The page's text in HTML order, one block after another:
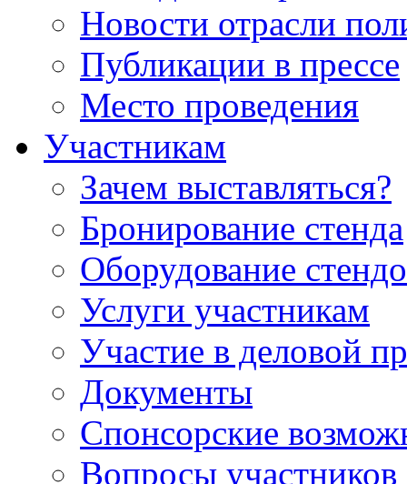
Новости отрасли
Публикации в прессе
Место проведения
Участникам
Зачем выставляться?
Бронирование стенда
Оборудование
Услуги участникам
Участие в деловой
Документы
Спонсорские
Вопросы участников